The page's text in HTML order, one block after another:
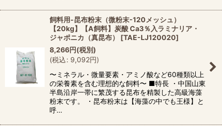
飼料用-昆布粉末（微粉末-120メッシュ）
【20kg】【A飼料】炭酸 Ca3％入ラミナリア・
ジャポニカ（真昆布）
[TAE-LJ120020]
8,266円(税別)
(税込: 9,092円)
〜ミネラル・微量要素・アミノ酸など60種類以上
の栄養素を含む理想的な飼料〜 ■特長 ・中国山東
半島沿岸一帯に繁茂する昆布を精製した高級海藻
粉末です。 ・昆布粉末は【海藻の中でも王様】と
呼…